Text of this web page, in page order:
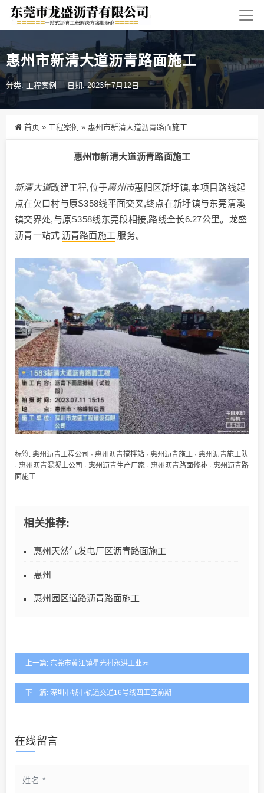
惠州市新清大道沥青路面施工
分类: 工程案例 日期: 2023年7月12日
首页 » 工程案例 » 惠州市新清大道沥青路面施工
惠州市新清大道沥青路面施工
新清大道改建工程,位于惠州市惠阳区新圩镇,本项目路线起
点在欠口村与原S358线平面交叉,终点在新圩镇与东莞清溪
镇交界处,与原S358线东莞段相接,路线全长6.27公里。龙盛
沥青一站式 沥青路面施工 服务。
标签: 惠州沥青工程公司 · 惠州沥青搅拌站 · 惠州沥青施工 · 惠州沥青施工队
· 惠州沥青混凝土公司 · 惠州沥青生产厂家 · 惠州沥青路面修补 · 惠州沥青路
面施工
相关推荐:
惠州天然气发电厂区沥青路面施工
惠州
惠州园区道路沥青路面施工
上一篇: 东莞市黄江镇星光村永洪工业园
下一篇: 深圳市城市轨道交通16号线四工区前期
在线留言